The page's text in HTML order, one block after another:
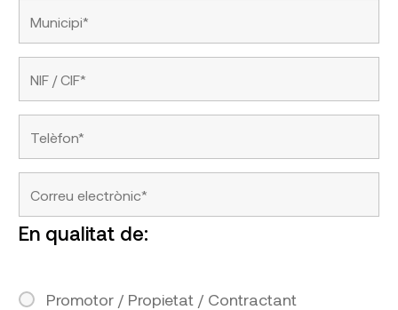
En qualitat de:
Promotor / Propietat / Contractant